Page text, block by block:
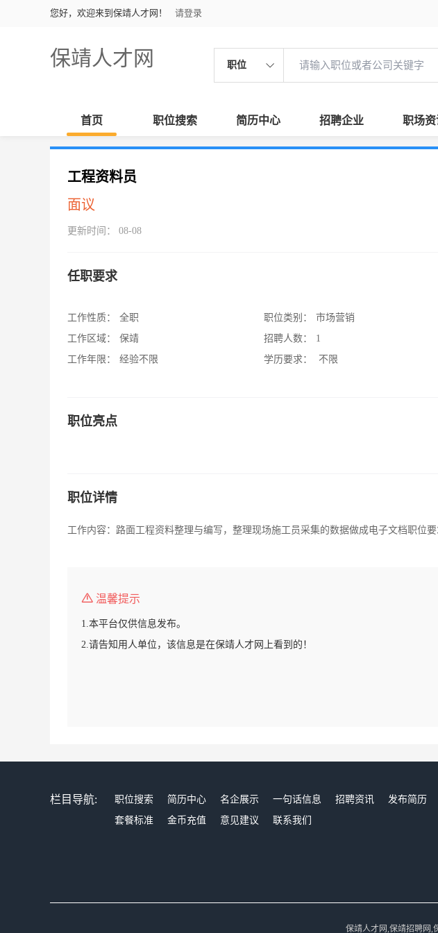
您好，欢迎来到保靖人才网！ 请登录
保靖人才网 职位
首页 职位搜索 简历中心 招聘企业 职场资
工程资料员
面议
更新时间： 08-08
任职要求
工作性质：
全职
工作区域：
保靖
工作年限：
经验不限
职位类别：
市场营销
招聘人数：
1
学历要求：
不限
职位亮点
职位详情
工作内容：路面工程资料整理与编写，整理现场施工员采集的数据做成电子文档职位
温馨提示
1.本平台仅供信息发布。
2.请告知用人单位，该信息是在保靖人才网上看到的！
栏目导航: 职位搜索 简历中心 名企展示 一句话信息 招聘资讯 发布简历
套餐标准
金币充值 意见建议 联系我们
保靖人才网,保靖招聘网,